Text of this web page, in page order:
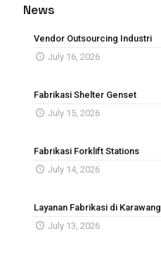
News
Vendor Outsourcing Industri
July 16, 2026
Fabrikasi Shelter Genset
July 15, 2026
Fabrikasi Forklift Stations
July 14, 2026
Layanan Fabrikasi di Karawang
July 13, 2026